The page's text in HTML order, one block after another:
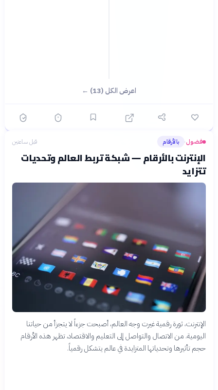
اعرض الكل (13) ←
فضول› بالأرقام قبل ساعتين
الإنترنت بالأرقام — شبكة تربط العالم وتحديات
تتزايد
الإنترنت، ثورة رقمية غيرت وجه العالم، أصبحت جزءاً لا يتجزأ من حياتنا
اليومية. من الاتصال والتواصل إلى التعليم والاقتصاد، تظهر هذه الأرقام
حجم تأثيرها وتحدياتها المتزايدة في عالم يتشكل رقمياً.